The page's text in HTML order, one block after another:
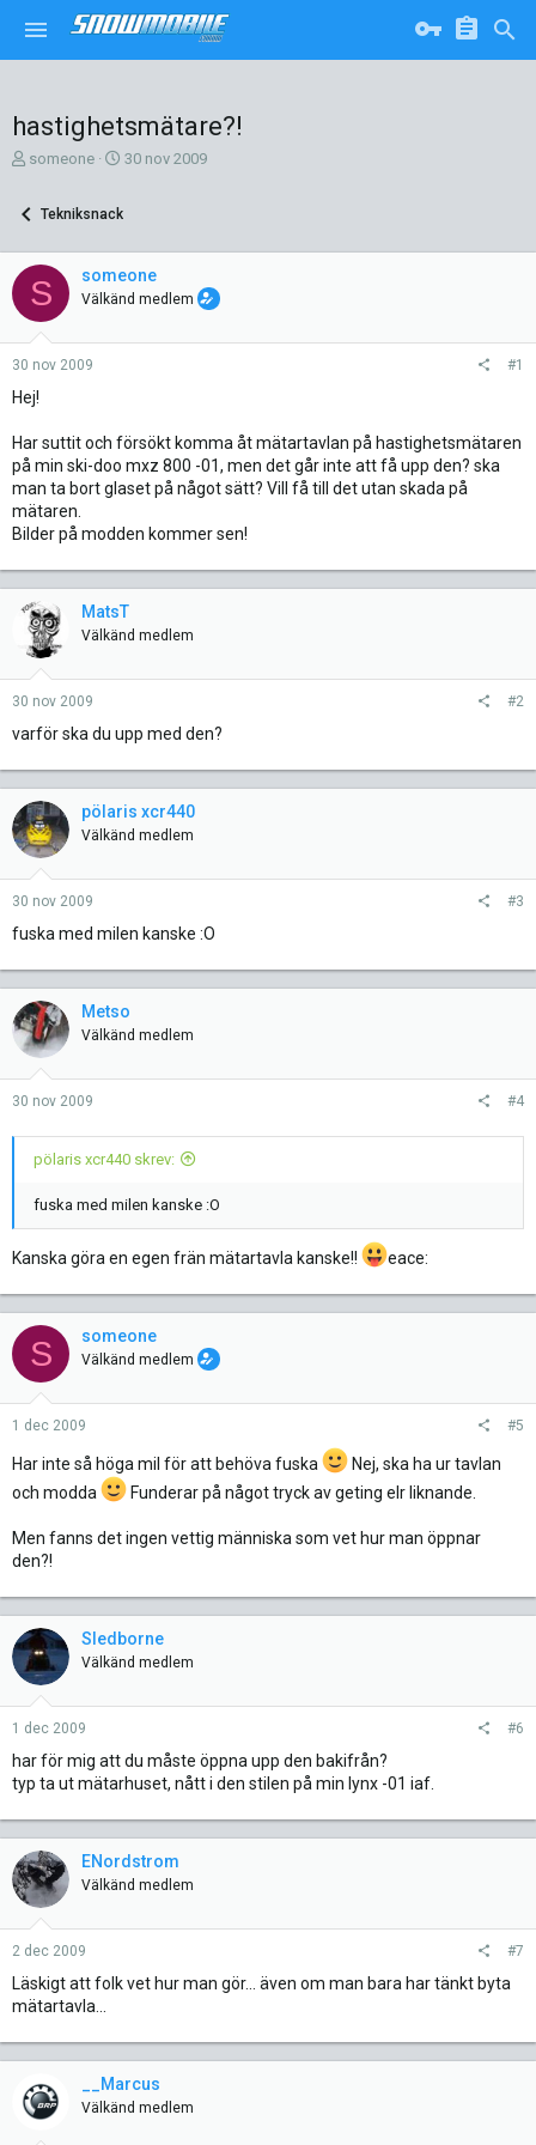
hastighetsmätare?!
T
d
k
a
p
e
someone
S
a
t
30 nov 2009
Tekniksnack
S someone
Välkänd medlem
30 nov 2009 #1
Hej!
Har suttit och försökt komma åt mätartavlan på hastighetsmätaren
på min ski-doo mxz 800 -01, men det går inte att få upp den? ska
man ta bort glaset på något sätt? Vill få till det utan skada på
mätaren.
Bilder på modden kommer sen!
MatsT
Välkänd medlem
30 nov 2009 #2
varför ska du upp med den?
pölaris xcr440
Välkänd medlem
30 nov 2009 #3
fuska med milen kanske :O
Metso
Välkänd medlem
30 nov 2009 #4
pölaris xcr440 skrev:
fuska med milen kanske :O
Kanska göra en egen frän mätartavla kanske!! eace:
S someone
Välkänd medlem
1 dec 2009 #5
Har inte så höga mil för att behöva fuska
Nej, ska ha ur tavlan
och modda
Funderar på något tryck av geting elr liknande.
Men fanns det ingen vettig människa som vet hur man öppnar
den?!
Sledborne
Välkänd medlem
1 dec 2009 #6
har för mig att du måste öppna upp den bakifrån?
typ ta ut mätarhuset, nått i den stilen på min lynx -01 iaf.
ENordstrom
Välkänd medlem
2 dec 2009 #7
Läskigt att folk vet hur man gör... även om man bara har tänkt byta
mätartavla...
__Marcus
Välkänd medlem